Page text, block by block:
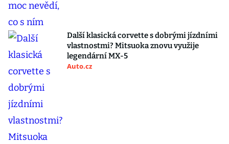
Další klasická corvette s dobrými jízdními
vlastnostmi? Mitsuoka znovu využije
legendární MX-5
Auto.cz